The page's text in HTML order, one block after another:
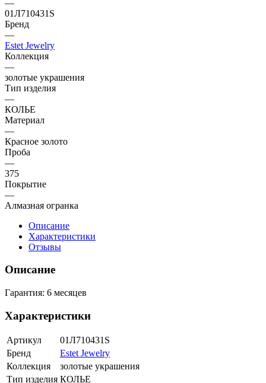
—
01Л710431S
Бренд
—
Estet Jewelry
Коллекция
—
золотые украшения
Тип изделия
—
КОЛЬЕ
Материал
—
Красное золото
Проба
—
375
Покрытие
—
Алмазная огранка
Описание
Характеристики
Отзывы
Описание
Гарантия: 6 месяцев
Характеристики
Артикул
01Л710431S
Бренд
Estet Jewelry
Коллекция
золотые украшения
Тип изделия КОЛЬЕ